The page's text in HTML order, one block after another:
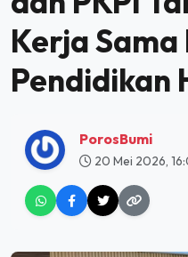
Kerja
Pendidikan
PorosBumi
20 Mei 2026,